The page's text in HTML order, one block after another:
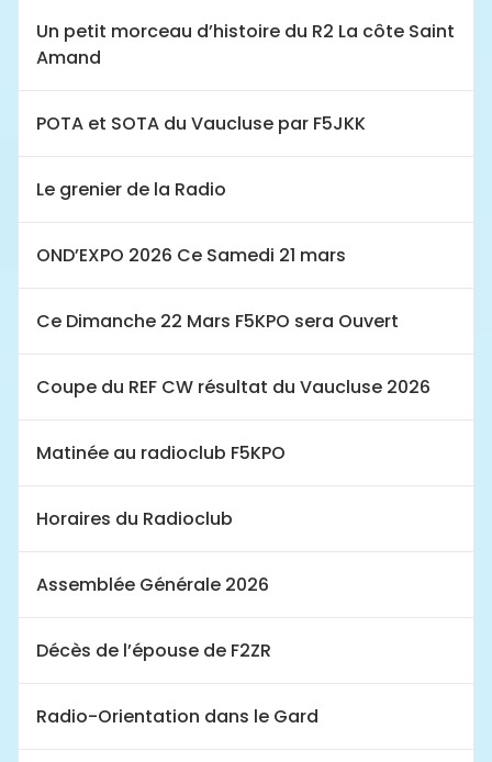
Un petit morceau d’histoire du R2 La côte Saint
Amand
POTA et SOTA du Vaucluse par F5JKK
Le grenier de la Radio
OND’EXPO 2026 Ce Samedi 21 mars
Ce Dimanche 22 Mars F5KPO sera Ouvert
Coupe du REF CW résultat du Vaucluse 2026
Matinée au radioclub F5KPO
Horaires du Radioclub
Assemblée Générale 2026
Décès de l’épouse de F2ZR
Radio-Orientation dans le Gard